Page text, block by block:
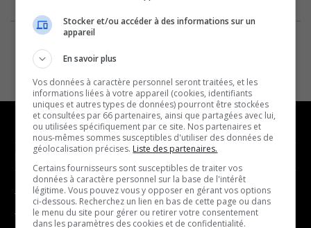
NOUVELLES
- Affaires municipales
- Communauté / Social
MUSIQUE
- Décompte franco
- Joué récemment
Stocker et/ou accéder à des informations sur un
appareil
En savoir plus
Vos données à caractère personnel seront traitées, et les
informations liées à votre appareil (cookies, identifiants
uniques et autres types de données) pourront être stockées
et consultées par 66 partenaires, ainsi que partagées avec lui,
ou utilisées spécifiquement par ce site. Nos partenaires et
nous-mêmes sommes susceptibles d'utiliser des données de
géolocalisation précises. Liste des partenaires.
Certains fournisseurs sont susceptibles de traiter vos
données à caractère personnel sur la base de l'intérêt
légitime. Vous pouvez vous y opposer en gérant vos options
ci-dessous. Recherchez un lien en bas de cette page ou dans
le menu du site pour gérer ou retirer votre consentement
dans les paramètres des cookies et de confidentialité.